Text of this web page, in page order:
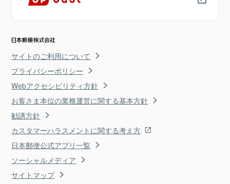
サイトのご利用について
プライバシーポリシー
Webアクセシビリティ方針
お客さま本位の業務運営に関する基本方針
勧誘方針
カスタマーハラスメントに関する考え方
日本郵便公式アプリ一覧
ソーシャルメディア
サイトマップ